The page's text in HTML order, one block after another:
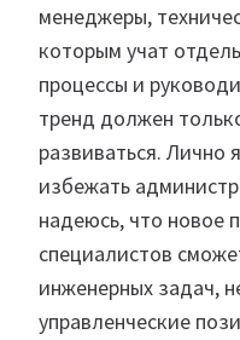
менеджеры,
которым учат
процессы и
тренд должен
развиваться. Лично
избежать
надеюсь, что новое
специалистов
инженерных задач,
управленческие